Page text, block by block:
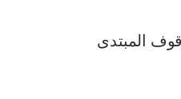
المبتدی